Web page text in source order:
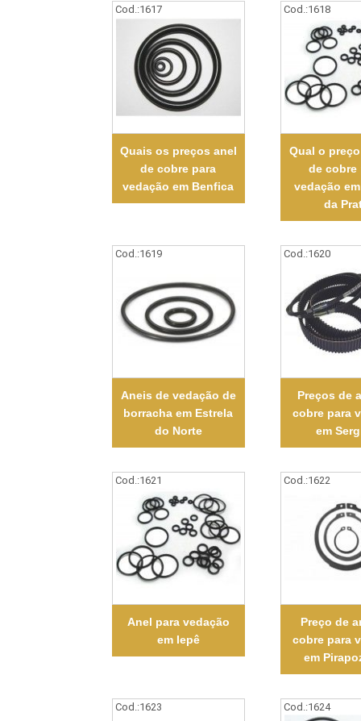
Cod.:1617
Quais os preços anel
de cobre para
vedação em Benfica
Cod.:1618
Qual o
de cobre
vedação
da
Cod.:1619
Aneis de vedação de
borracha em Estrela
do Norte
Cod.:1620
Preços de
cobre para
em
Cod.:1621
Anel para vedação
em Iepê
Cod.:1622
Preço de
cobre para
em
Cod.:1623 Cod.:1624